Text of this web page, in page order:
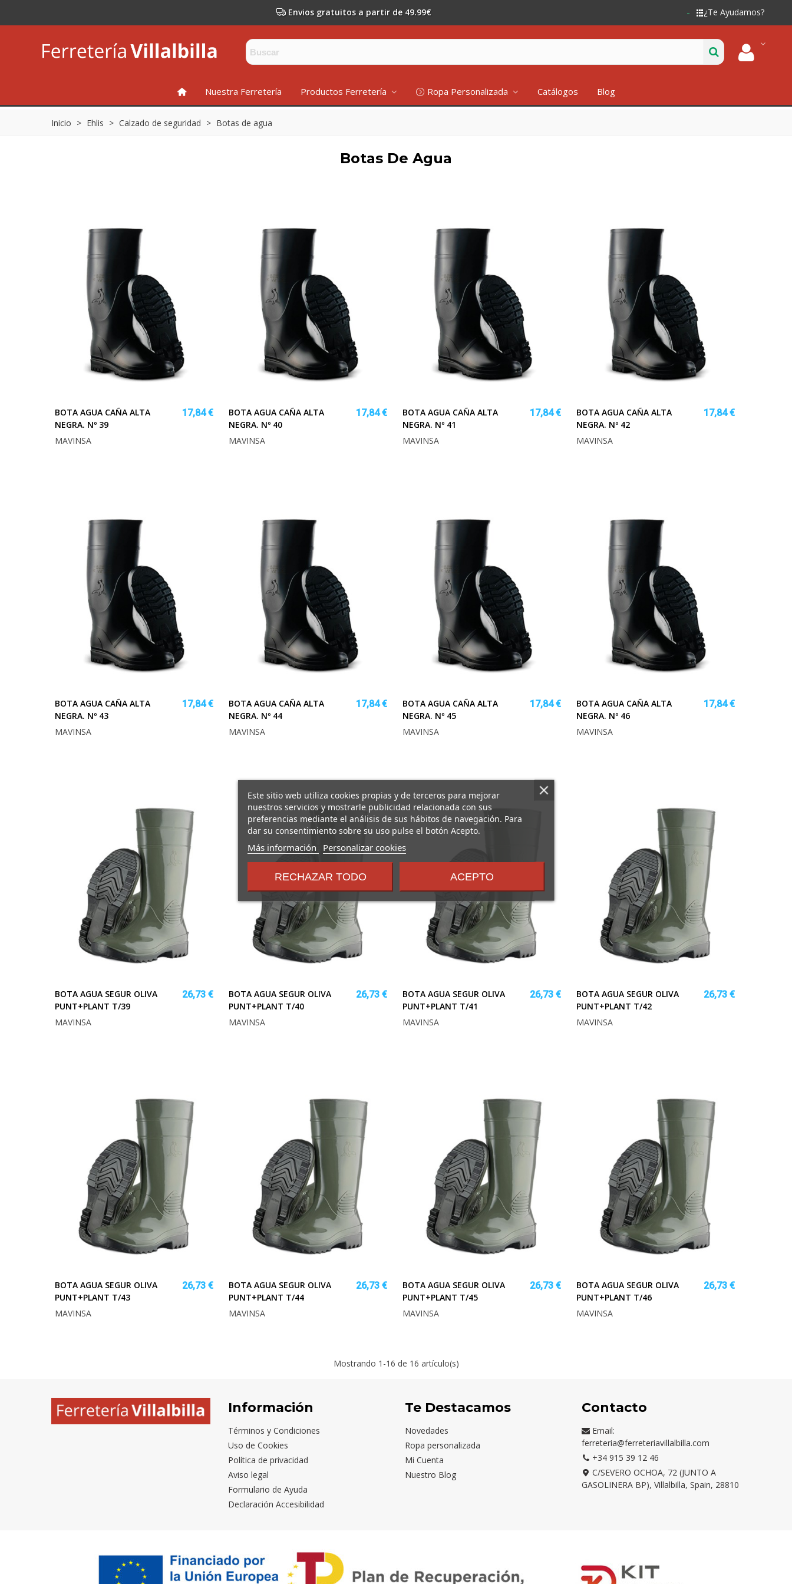
Envios gratuitos a partir de 49.99€ ¿Te Ayudamos?
INICIONuestra Ferretería Productos Ferretería Ropa Personalizada Catálogos Blog
Inicio > Ehlis > Calzado de seguridad > Botas de agua
Botas De Agua
BOTA AGUA CAÑA ALTA
NEGRA. Nº 39
17,84 €
MAVINSA
BOTA AGUA CAÑA ALTA
NEGRA. Nº 40
17,84 €
MAVINSA
BOTA AGUA CAÑA ALTA
NEGRA. Nº 41
17,84 €
MAVINSA
BOTA AGUA CAÑA ALTA
NEGRA. Nº 42
17,84 €
MAVINSA
BOTA AGUA CAÑA ALTA
NEGRA. Nº 43
17,84 €
MAVINSA
BOTA AGUA CAÑA ALTA
NEGRA. Nº 44
17,84 €
MAVINSA
BOTA AGUA CAÑA ALTA
NEGRA. Nº 45
17,84 €
MAVINSA
BOTA AGUA CAÑA ALTA
NEGRA. Nº 46
17,84 €
MAVINSA
BOTA AGUA SEGUR OLIVA
PUNT+PLANT T/39
26,73 €
MAVINSA
BOTA AGUA SEGUR OLIVA
PUNT+PLANT T/40
26,73 €
MAVINSA
BOTA AGUA SEGUR OLIVA
PUNT+PLANT T/41
26,73 €
MAVINSA
BOTA AGUA SEGUR OLIVA
PUNT+PLANT T/42
26,73 €
MAVINSA
BOTA AGUA SEGUR OLIVA
PUNT+PLANT T/43
26,73 €
MAVINSA
BOTA AGUA SEGUR OLIVA
PUNT+PLANT T/44
26,73 €
MAVINSA
BOTA AGUA SEGUR OLIVA
PUNT+PLANT T/45
26,73 €
MAVINSA
BOTA AGUA SEGUR OLIVA
PUNT+PLANT T/46
26,73 €
MAVINSA
Mostrando 1 -16 de 16 artículo(s)
Información
Términos y Condiciones
Uso de Cookies
Política de privacidad
Aviso legal
Formulario de Ayuda
Declaración Accesibilidad
Te Destacamos
Novedades
Ropa personalizada
Mi Cuenta
Nuestro Blog
Contacto
Email:
ferreteria@ferreteriavillalbilla.com
+34 915 39 12 46
C/SEVERO OCHOA, 72 (JUNTO A
GASOLINERA BP), Villalbilla, Spain, 28810
Este sitio web utiliza cookies propias y de terceros para mejorar
nuestros servicios y mostrarle publicidad relacionada con sus
preferencias mediante el análisis de sus hábitos de navegación. Para
dar su consentimiento sobre su uso pulse el botón Acepto.
Más información
sobre
y
condiciones
Personalizar cookies
RECHAZAR TODO ACEPTO